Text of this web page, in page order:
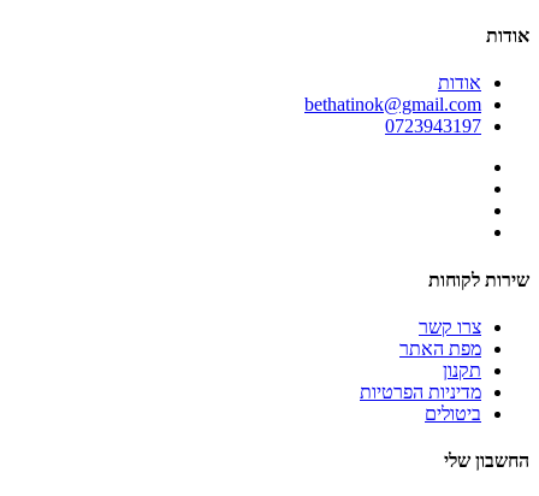
אודות
אודות
bethatinok@gmail.com
0723943197
שירות לקוחות
צרו קשר
מפת האתר
תקנון
מדיניות הפרטיות
ביטולים
החשבון שלי